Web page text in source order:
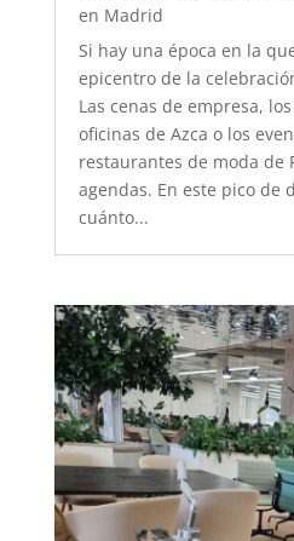
en Madrid
Si hay una época en la
epicentro de la
Las cenas de empresa,
oficinas de Azca o los
restaurantes de moda de
agendas. En este pico de
cuánto...